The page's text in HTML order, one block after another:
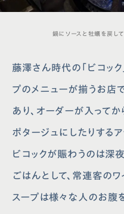
鍋にソースと牡蠣を戻し
藤澤さん時代の「ビコッ
プのメニューが揃うお店
あり、オーダーが入って
ポタージュにしたりする
ビコックが賑わうのは深
ごはんとして、常連客の
スープは様々な人のお腹